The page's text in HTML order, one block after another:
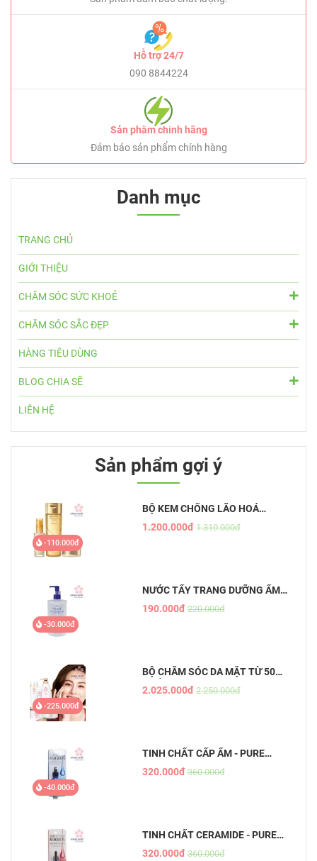
Hỗ trợ 24/7
090 8844224
Sản phẩm chính hãng
Đảm bảo sản phẩm chính hàng
Danh mục
TRANG CHỦ
GIỚI THIỆU
CHĂM SÓC SỨC KHOẺ
CHĂM SÓC SẮC ĐẸP
HÀNG TIÊU DÙNG
BLOG CHIA SẼ
LIÊN HỆ
Sản phẩm gợi ý
-110.000đ
BỘ KEM CHỐNG LÃO HOÁ
AQUALABEL VÀNG
1.200.000đ 1.310.000đ
-30.000đ
NƯỚC TẨY TRANG DƯỠNG ẨM
TỰ NHIÊN HATOMUGI - THE
CLEANSING LOTION
190.000đ 220.000đ
-225.000đ
BỘ CHĂM SÓC DA MẶT TỪ 50
TUỔI
2.025.000đ 2.250.000đ
-40.000đ
TINH CHẤT CẤP ẨM - PURE
BEAU ESSENCE
320.000đ 360.000đ
TINH CHẤT CERAMIDE - PURE
BEAU ESSENCE
320.000đ 360.000đ